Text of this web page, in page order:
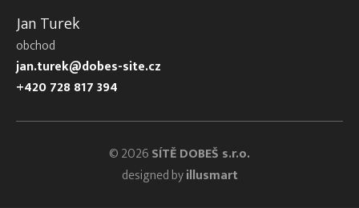
Jan Turek
obchod
jan.turek@dobes-site.cz
+420 728 817 394
© 2026SÍTĚ DOBEŠ s.r.o.
designed byillusmart